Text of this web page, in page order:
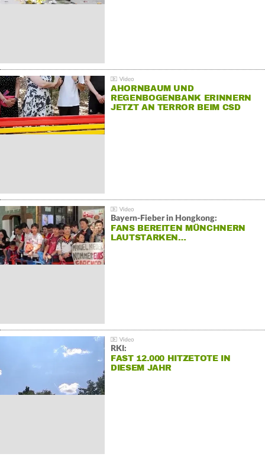
AHORNBAUM UND
REGENBOGENBANK ERINNERN
JETZT AN TERROR BEIM CSD
Bayern-Fieber in Hongkong:
FANS BEREITEN MÜNCHNERN
LAUTSTARKEN…
RKI:
FAST 12.000 HITZETOTE IN
DIESEM JAHR